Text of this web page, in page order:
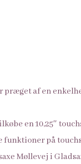
præget af en
en 10,25″
funktioner på
Møllevej i